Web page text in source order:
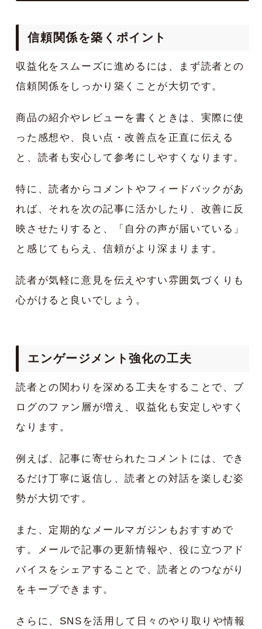
信頼関係を築くポイント
収益化をスムーズに進めるには、まず読者との
信頼関係をしっかり築くことが大切です。
商品の紹介やレビューを書くときは、実際に使
った感想や、良い点・改善点を正直に伝える
と、読者も安心して参考にしやすくなります。
特に、読者からコメントやフィードバックがあ
れば、それを次の記事に活かしたり、改善に反
映させたりすると、「自分の声が届いている」
と感じてもらえ、信頼がより深まります。
読者が気軽に意見を伝えやすい雰囲気づくりも
心がけると良いでしょう。
エンゲージメント強化の工夫
読者との関わりを深める工夫をすることで、ブ
ログのファン層が増え、収益化も安定しやすく
なります。
例えば、記事に寄せられたコメントには、でき
るだけ丁寧に返信し、読者との対話を楽しむ姿
勢が大切です。
また、定期的なメールマガジンもおすすめで
す。メールで記事の更新情報や、役に立つアド
バイスをシェアすることで、読者とのつながり
をキープできます。
さらに、SNSを活用して日々のやり取りや情報